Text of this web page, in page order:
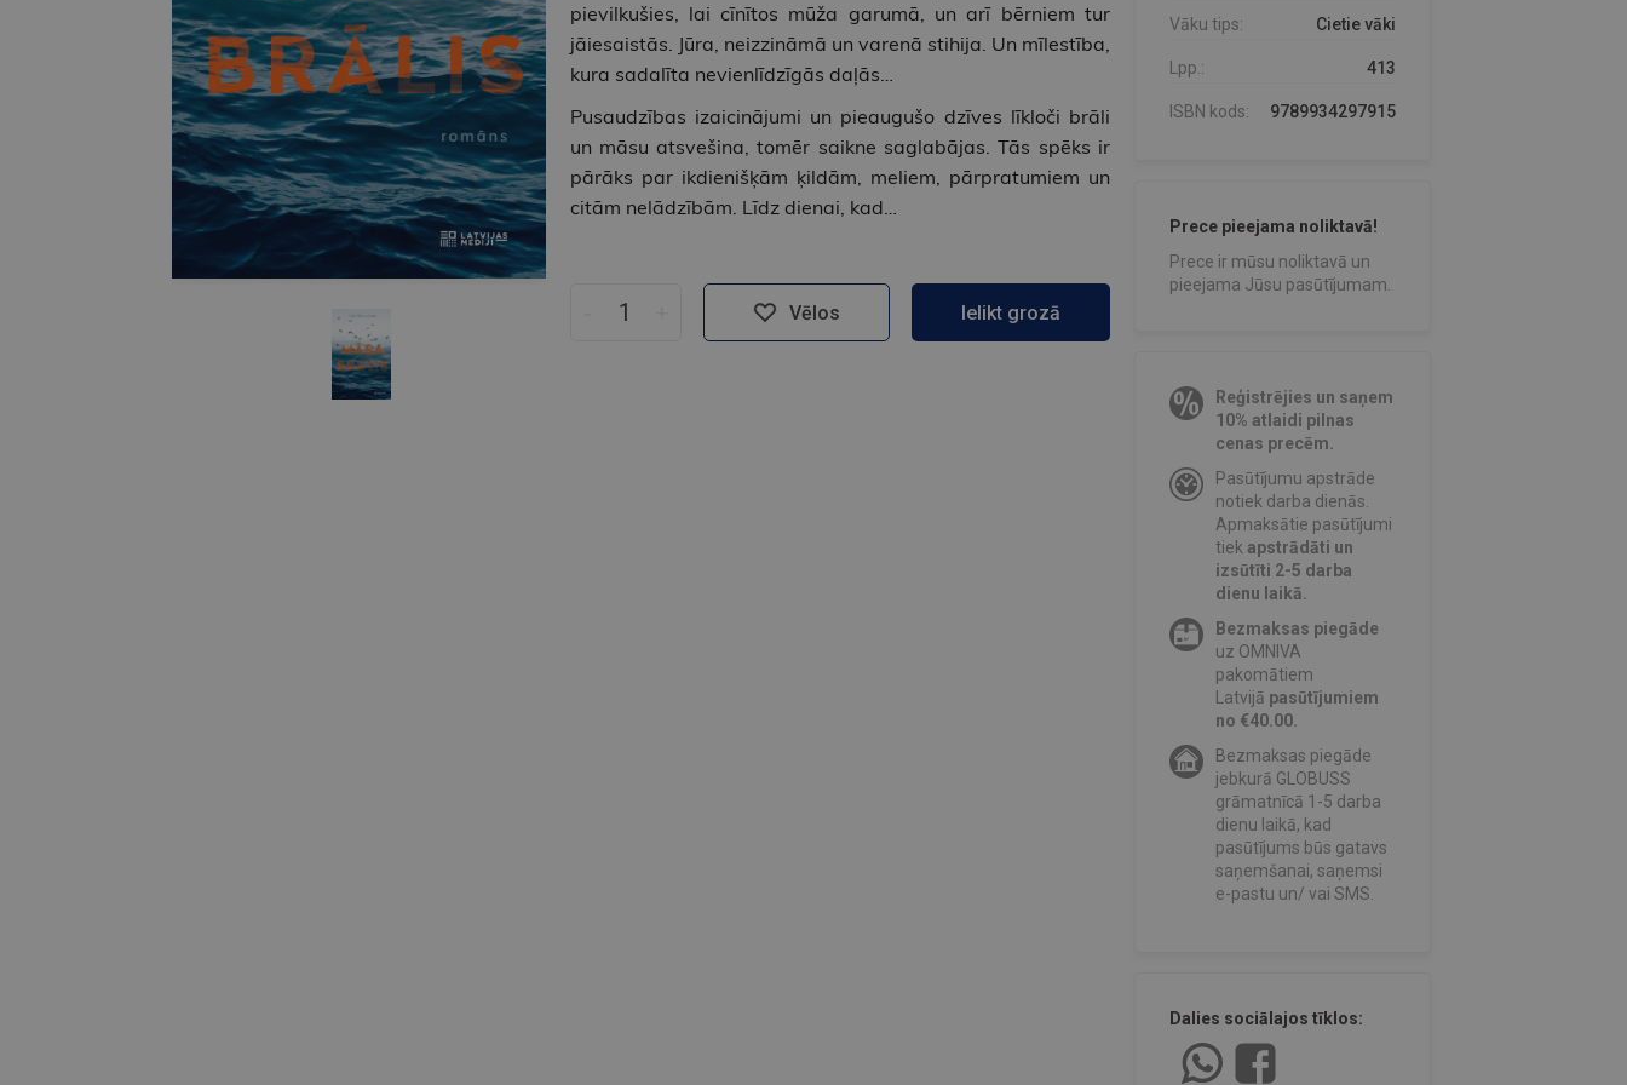
pievilkušies, lai cīnītos mūža garumā, un arī bērniem tur
jāiesaistās. Jūra, neizzināmā un varenā stihija. Un mīlestība,
kura sadalīta nevienlīdzīgās daļās…
Pusaudzības izaicinājumi un pieaugušo dzīves līkloči brāli
un māsu atsvešina, tomēr saikne saglabājas. Tās spēks ir
pārāks par ikdienišķām ķildām, meliem, pārpratumiem un
citām nelādzībām. Līdz dienai, kad…
Vēlos Ielikt grozā
Vāku tips: Cietie vāki
Lpp.: 413
ISBN kods: 9789934297915
Prece pieejama noliktavā!
Prece ir mūsu noliktavā un
pieejama Jūsu pasūtījumam.
Reģistrējies un saņem
10% atlaidi pilnas
cenas precēm.
Pasūtījumu apstrāde
notiek darba dienās.
Apmaksātie pasūtījumi
tiekapstrādāti un
izsūtīti 2-5 darba
dienu laikā.
Bezmaksas piegāde
uz OMNIVA
pakomātiem
Latvijā pasūtījumiem
no €40.00.
Bezmaksas piegāde
jebkurā GLOBUSS
grāmatnīcā 1-5 darba
dienu laikā, kad
pasūtījums būs gatavs
saņemšanai, saņemsi
e-pastu un/ vai SMS.
Dalies sociālajos tīklos: